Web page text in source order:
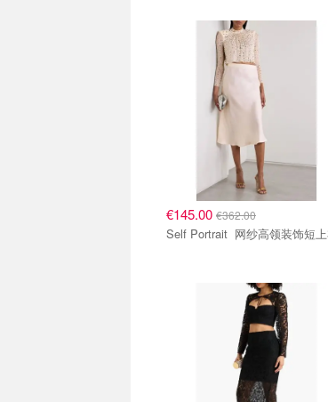
€145.00 €362.00
Self Portrait 网纱高领装饰短